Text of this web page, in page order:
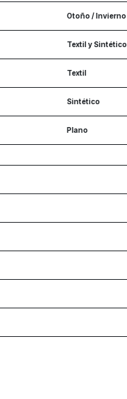
Otoño / Invierno
Textil y Sintético
Textil
Sintético
Plano